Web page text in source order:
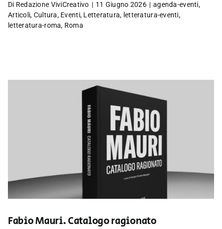
Di Redazione ViviCreativo | 11 Giugno 2026 | agenda-eventi,
Articoli, Cultura, Eventi, Letteratura, letteratura-eventi,
letteratura-roma, Roma
Fabio Mauri. Catalogo ragionato